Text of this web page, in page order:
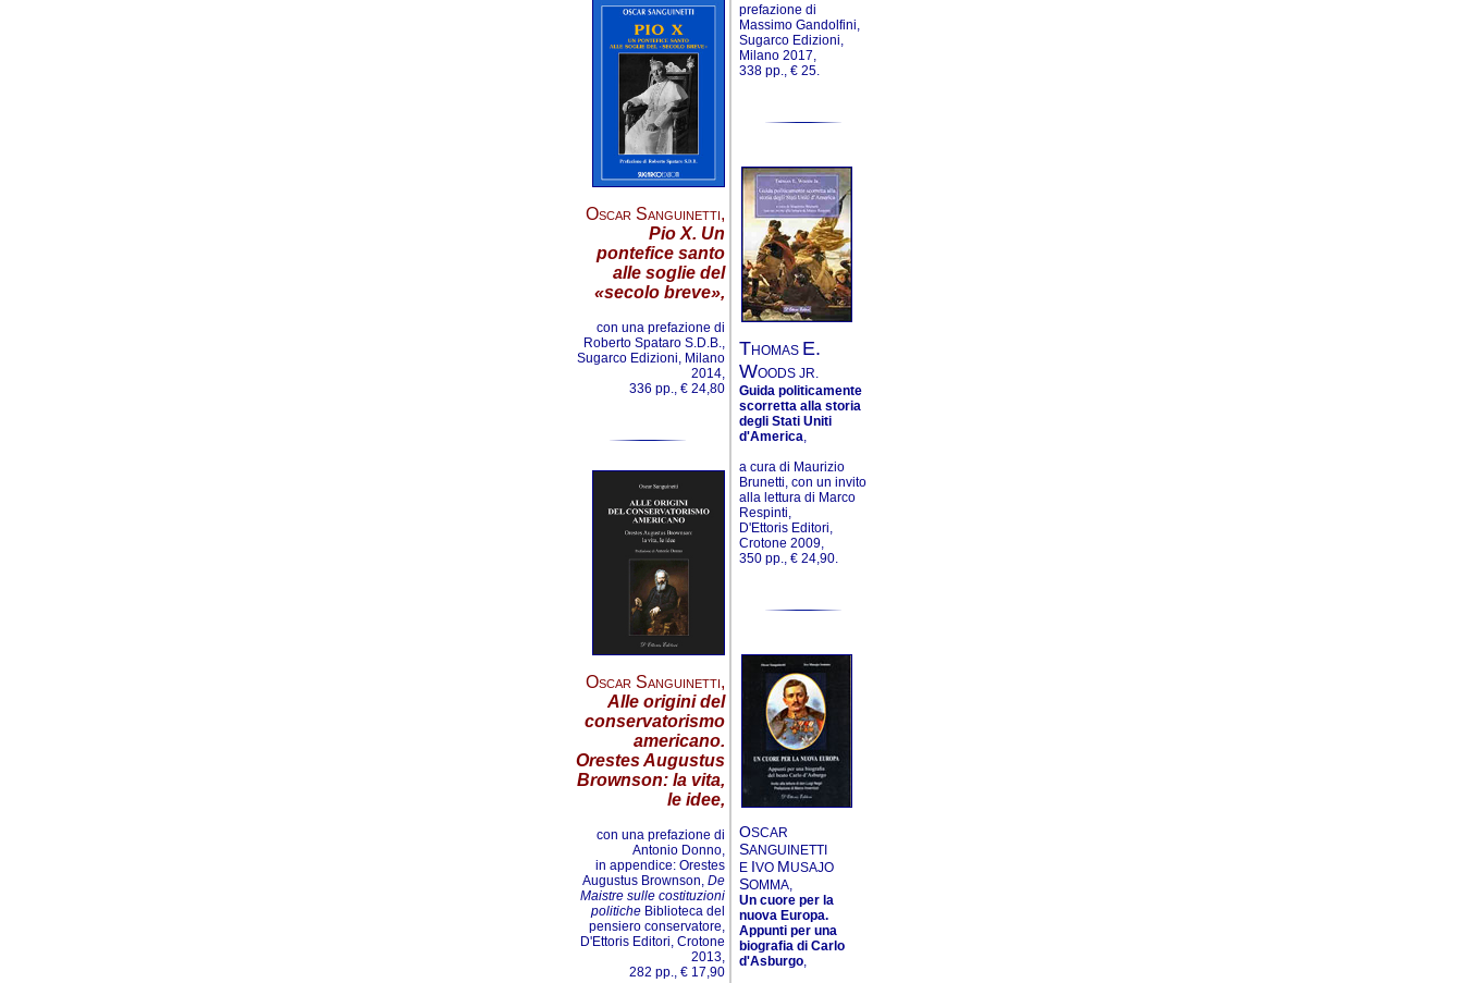
Oscar Sanguinetti,
Pio X. Un
pontefice santo
alle soglie del
«secolo breve»,
con una prefazione di
Roberto Spataro S.D.B.,
Sugarco Edizioni, Milano
2014,
336 pp., € 24,80
Oscar Sanguinetti,
Alle origini del
conservatorismo
americano.
Orestes Augustus
Brownson: la vita,
le idee,
con una prefazione di
Antonio Donno,
in appendice: Orestes
Augustus Brownson, De
Maistre sulle costituzioni
politiche Biblioteca del
pensiero conservatore,
D'Ettoris Editori, Crotone
2013,
282 pp., € 17,90
prefazione di
Massimo Gandolfini,
Sugarco Edizioni,
Milano 2017,
338 pp., € 25.
THOMAS E.
WOODS JR.
Guida politicamente
scorretta alla storia
degli Stati Uniti
d'America,
a cura di Maurizio
Brunetti, con un invito
alla lettura di Marco
Respinti,
D'Ettoris Editori,
Crotone 2009,
350 pp., € 24,90.
OSCAR
SANGUINETTI
E IVO MUSAJO
SOMMA,
Un cuore per la
nuova Europa.
Appunti per una
biografia di Carlo
d'Asburgo,